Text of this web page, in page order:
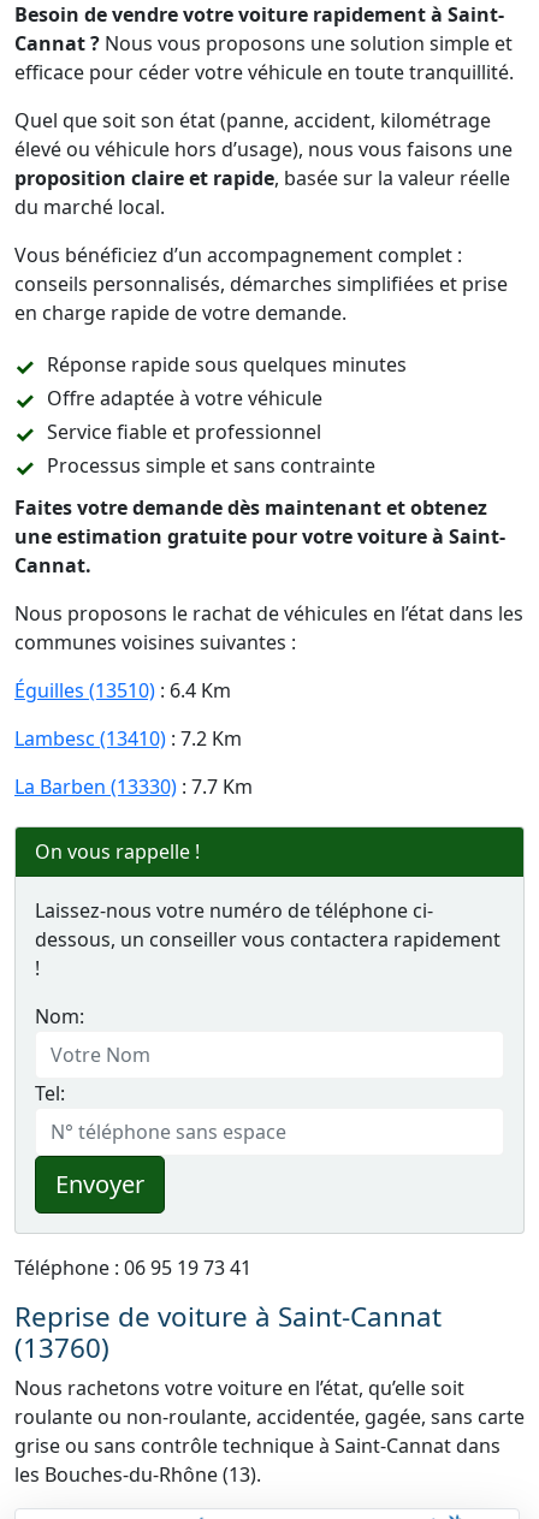
Besoin de vendre votre voiture rapidement à Saint-
Cannat ? Nous vous proposons une solution simple et
efficace pour céder votre véhicule en toute tranquillité.
Quel que soit son état (panne, accident, kilométrage
élevé ou véhicule hors d’usage), nous vous faisons une
proposition claire et rapide, basée sur la valeur réelle
du marché local.
Vous bénéficiez d’un accompagnement complet :
conseils personnalisés, démarches simplifiées et prise
en charge rapide de votre demande.
Réponse rapide sous quelques minutes
Offre adaptée à votre véhicule
Service fiable et professionnel
Processus simple et sans contrainte
Faites votre demande dès maintenant et obtenez
une estimation gratuite pour votre voiture à Saint-
Cannat.
Nous proposons le rachat de véhicules en l’état dans les
communes voisines suivantes :
Éguilles (13510) : 6.4 Km
Lambesc (13410) : 7.2 Km
La Barben (13330) : 7.7 Km
On vous rappelle !
Laissez-nous votre numéro de téléphone ci-
dessous, un conseiller vous contactera rapidement
!
Nom:
Tel:
Envoyer
Téléphone : 06 95 19 73 41
Reprise de voiture à Saint-Cannat
(13760)
Nous rachetons votre voiture en l’état, qu’elle soit
roulante ou non-roulante, accidentée, gagée, sans carte
grise ou sans contrôle technique à Saint-Cannat dans
les Bouches-du-Rhône (13).